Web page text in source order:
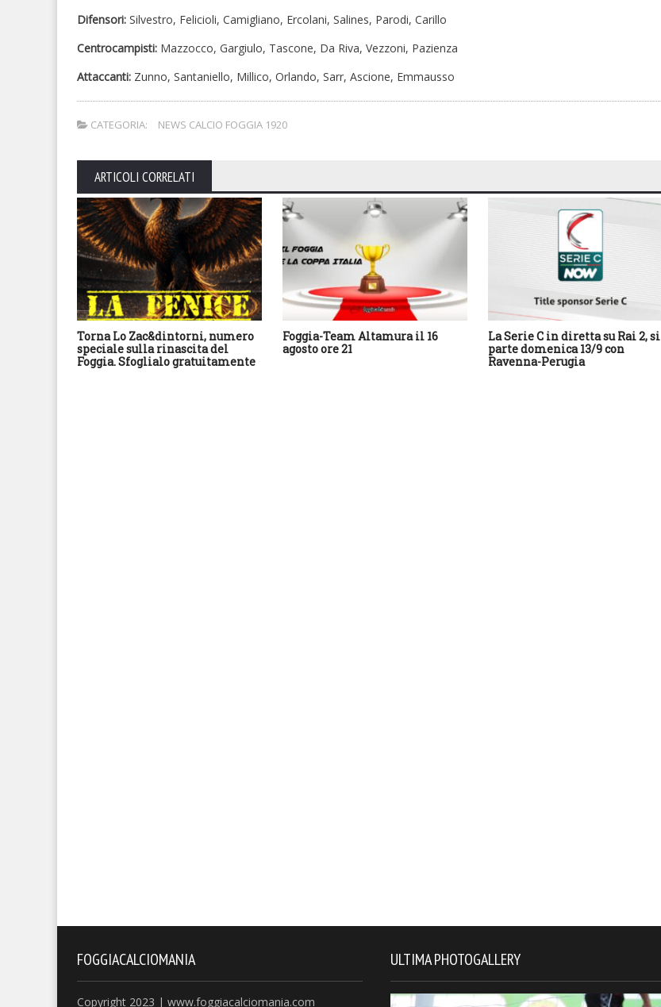
Difensori: Silvestro, Felicioli, Camigliano, Ercolani, Salines, Parodi, Carillo
Centrocampisti: Mazzocco, Gargiulo, Tascone, Da Riva, Vezzoni, Pazienza
Attaccanti: Zunno, Santaniello, Millico, Orlando, Sarr, Ascione, Emmausso
CATEGORIA: NEWS CALCIO FOGGIA 1920
ARTICOLI CORRELATI
Torna Lo Zac&dintorni, numero
speciale sulla rinascita del
Foggia. Sfoglialo gratuitamente
Foggia-Team Altamura il 16
agosto ore 21
La Serie C in diretta su Rai 2, si
parte domenica 13/9 con
Ravenna-Perugia
FOGGIACALCIOMANIA
Copyright 2023 | www.foggiacalciomania.com
ULTIMA PHOTOGALLERY